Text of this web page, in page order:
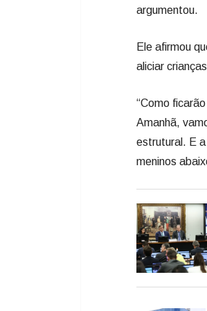
argumentou.
Ele afirmou
aliciar
“Como
Amanhã,
estrutural. E
meninos